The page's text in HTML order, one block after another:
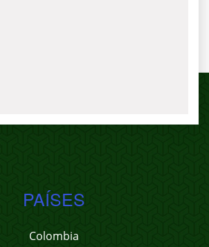
PAÍSES
Colombia